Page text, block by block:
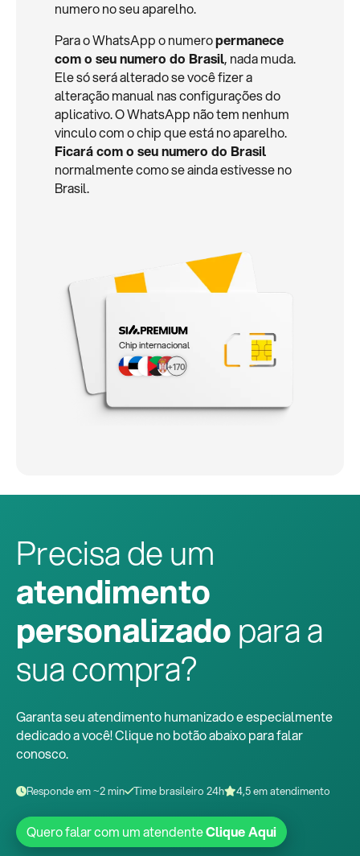
numero no seu aparelho.
Para o WhatsApp o numeropermanece
com o seu numero do Brasil, nada muda.
Ele só será alterado se você fizer a
alteração manual nas configurações do
aplicativo. O WhatsApp não tem nenhum
vinculo com o chip que está no aparelho.
Ficará com o seu numero do Brasil
normalmente como se ainda estivesse no
Brasil.
Chip internacional
+170
Precisa de um
atendimento
personalizadopara a
sua compra?
Garanta seu atendimento humanizado e especialmente
dedicado a você! Clique no botão abaixo para falar
conosco.
Responde em ~2 min Time brasileiro 24h 4,5 em atendimento
Quero falar com um atendenteClique Aqui